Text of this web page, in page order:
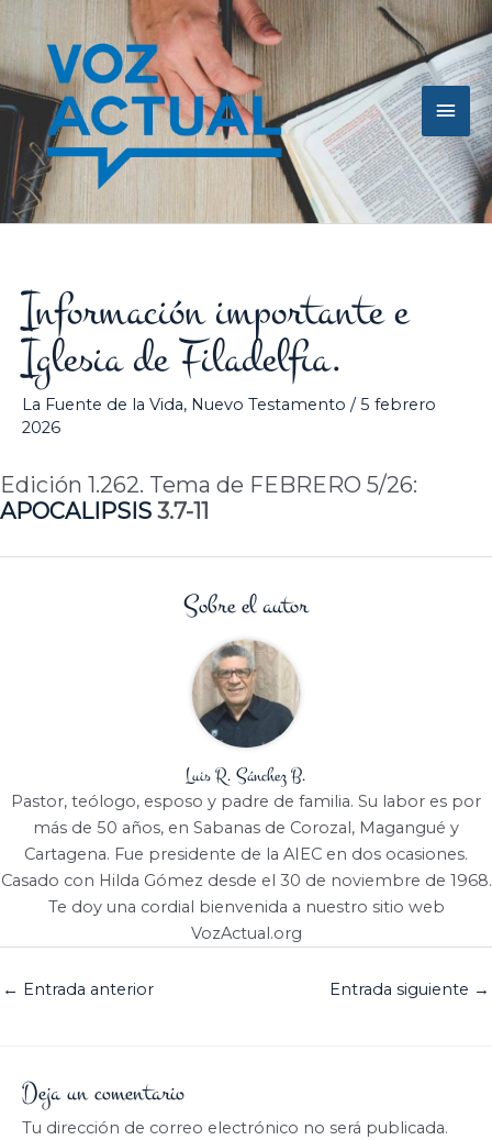
contenido
Información importante e
Iglesia de Filadelfia.
La Fuente de la Vida, Nuevo Testamento /5 febrero
2026
Edición 1.262. Tema de FEBRERO 5/26:
APOCALIPSIS 3.7-11
Sobre el autor
Luis R. Sánchez B.
Pastor, teólogo, esposo y padre de familia. Su labor es por
más de 50 años, en Sabanas de Corozal, Magangué y
Cartagena. Fue presidente de la AIEC en dos ocasiones.
Casado con Hilda Gómez desde el 30 de noviembre de 1968.
Te doy una cordial bienvenida a nuestro sitio web
VozActual.org
← Entrada anterior Entrada siguiente →
Deja un comentario
Tu dirección de correo electrónico no será publicada.